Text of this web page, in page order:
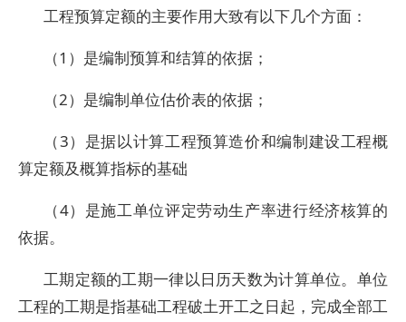
工程预算定额的主要作用大致有以下几个方面：
（1）是编制预算和结算的依据；
（2）是编制单位估价表的依据；
（3）是据以计算工程预算造价和编制建设工程概
算定额及概算指标的基础
（4）是施工单位评定劳动生产率进行经济核算的
依据。
工期定额的工期一律以日历天数为计算单位。单位
工程的工期是指基础工程破土开工之日起，完成全部工